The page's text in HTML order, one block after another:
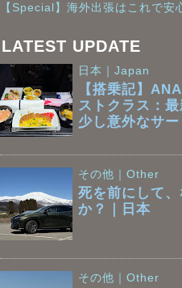
【Special】海外出張はこれで安
LATEST UPDATE
日本｜Japan
【搭乗記】
ストクラス：
少し意外なサ
その他｜Other
死を前にして
か？｜日本
その他｜Other